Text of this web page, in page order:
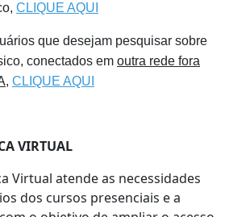
CLIQUE AQUI
que desejam pesquisar sobre
conectados em outra rede fora
, CLIQUE AQUI
VIRTUAL
Virtual atende as necessidades
dos cursos presenciais e a